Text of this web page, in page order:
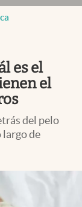
es el
el
del pelo
largo de